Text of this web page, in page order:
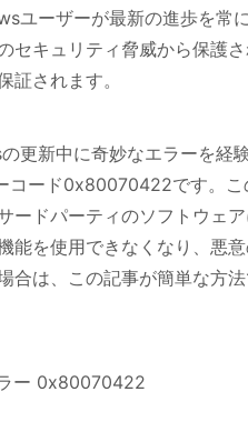
ユーザーが最新の進歩を常
セキュリティ脅威から保護
証されます。
更新中に奇妙なエラーを経
コード0x80070422です。
ードパーティのソフトウェ
能を使用できなくなり、悪
合は、この記事が簡単な方